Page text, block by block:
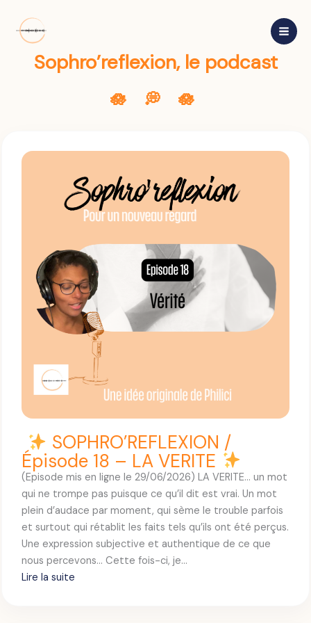
contenu
Sophro’reflexion, le podcast
SOPHRO’REFLEXION /
Épisode 18 – LA VERITE
(Episode mis en ligne le 29/06/2026) LA VERITE… un mot
qui ne trompe pas puisque ce qu’il dit est vrai. Un mot
plein d’audace par moment, qui sème le trouble parfois
et surtout qui rétablit les faits tels qu’ils ont été perçus.
Une expression subjective et authentique de ce que
nous percevons… Cette fois-ci, je…
Lire la suite